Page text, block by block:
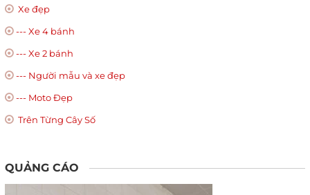
Xe đẹp
--- Xe 4 bánh
--- Xe 2 bánh
--- Người mẫu và xe đẹp
--- Moto Đẹp
Trên Từng Cây Số
QUẢNG CÁO